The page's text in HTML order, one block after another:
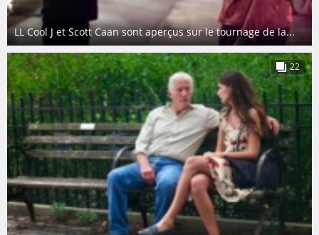
LL Cool J et Scott Caan sont aperçus sur le tournage de la...
22